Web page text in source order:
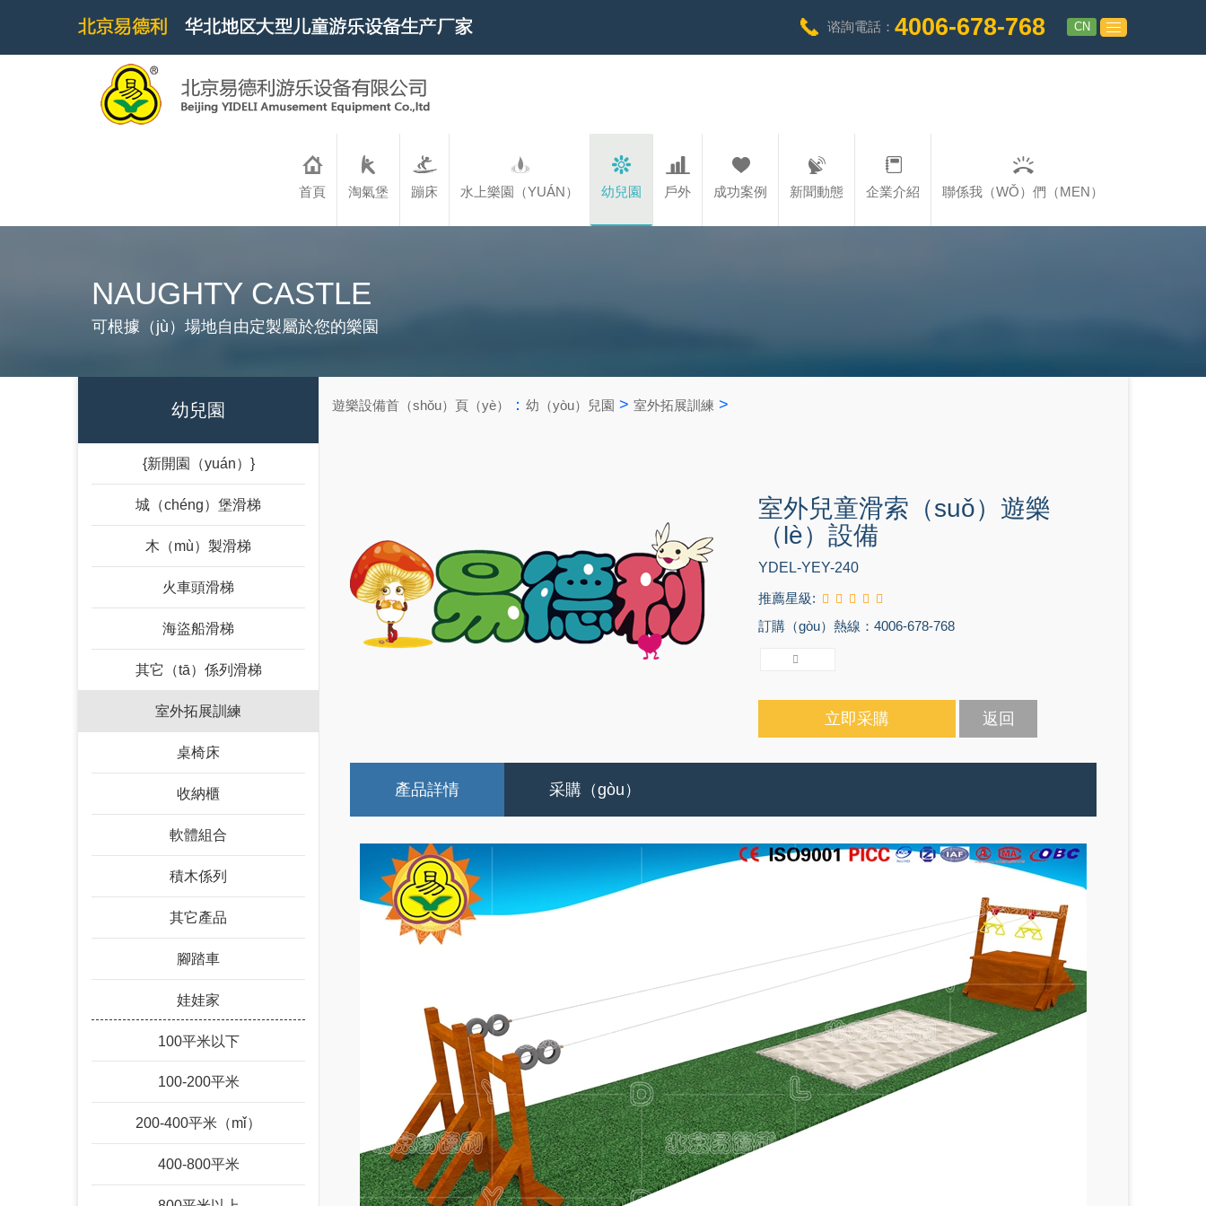
谘詢電話： 4006-678-768 CN
首頁 淘氣堡 蹦床 水上樂園（YUÁN） 幼兒園 戶外 成功案例 新聞動態 企業介紹 聯係我（WǑ）們（MEN）
NAUGHTY CASTLE
可根據（jù）場地自由定製屬於您的樂園
幼兒園
{新開園（yuán）}
城（chéng）堡滑梯
木（mù）製滑梯
火車頭滑梯
海盜船滑梯
其它（tā）係列滑梯
室外拓展訓練
桌椅床
收納櫃
軟體組合
積木係列
其它產品
腳踏車
娃娃家
100平米以下
100-200平米
200-400平米（mǐ）
400-800平米
遊樂設備首（shǒu）頁（yè） ： 幼（yòu）兒園 > 室外拓展訓練 >
室外兒童滑索（suǒ）遊樂
（lè）設備
YDEL-YEY-240
推薦星級:
訂購（gòu）熱線：4006-678-768
立即采購 返回
產品詳情 采購（gòu）